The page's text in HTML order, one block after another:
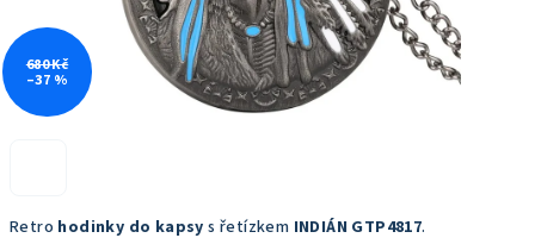
Retro hodinky do kapsys řetízkem INDIÁN GTP4817.
680 Kč
–37 %